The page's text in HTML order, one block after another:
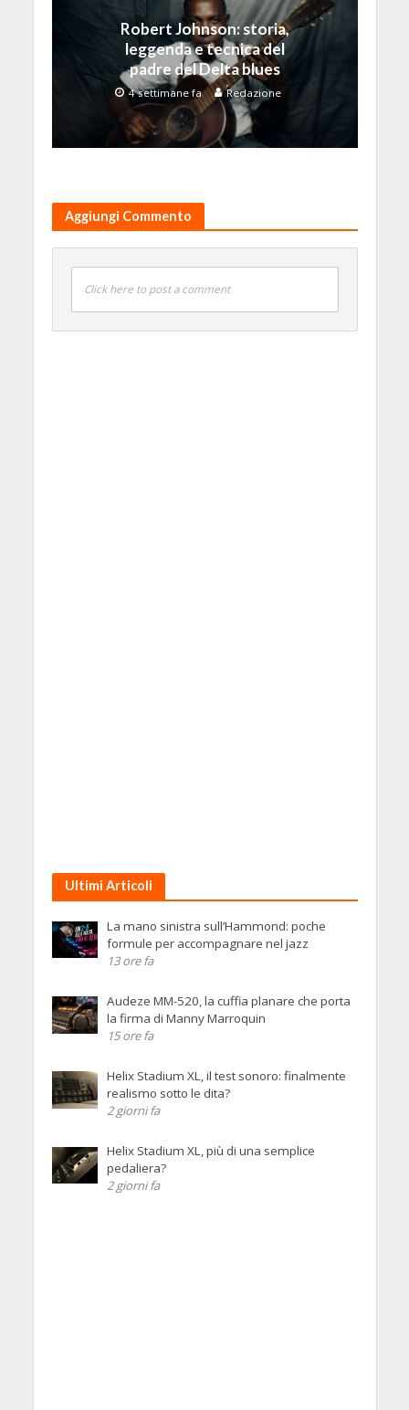
Robert Johnson: storia,
leggenda e tecnica del
padre del Delta blues
4 settimane fa Redazione
Aggiungi Commento
Click here to post a comment
Ultimi Articoli
La mano sinistra sull’Hammond: poche
formule per accompagnare nel jazz
13 ore fa
Audeze MM-520, la cuffia planare che porta
la firma di Manny Marroquin
15 ore fa
Helix Stadium XL, il test sonoro: finalmente
realismo sotto le dita?
2 giorni fa
Helix Stadium XL, più di una semplice
pedaliera?
2 giorni fa